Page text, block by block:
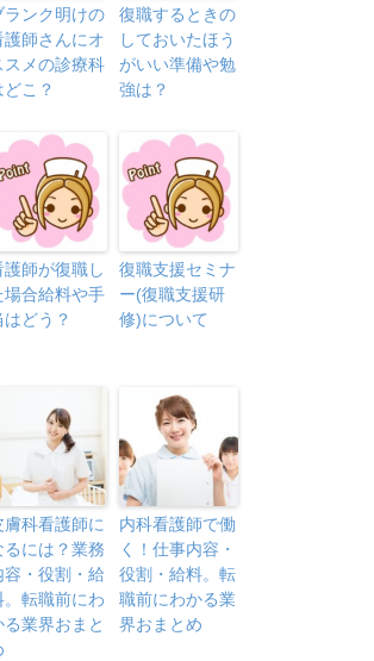
ランク明けの
護師さんにオ
スメの診療科
どこ？
復職するときの
しておいたほう
がいい準備や勉
強は？
護師が復職し
場合給料や手
はどう？
復職支援セミナ
ー(復職支援研
修)について
膚科看護師に
るには？業務
容・役割・給
。転職前にわ
る業界おまと
内科看護師で働
く！仕事内容・
役割・給料。転
職前にわかる業
界おまとめ